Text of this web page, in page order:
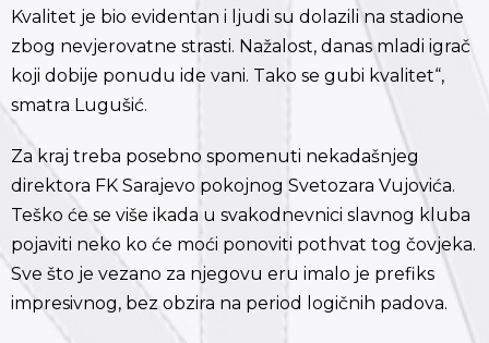
Kvalitet je bio evidentan i ljudi su dolazili na stadione
zbog nevjerovatne strasti. Nažalost, danas mladi igrač
koji dobije ponudu ide vani. Tako se gubi kvalitet“,
smatra Lugušić.
Za kraj treba posebno spomenuti nekadašnjeg
direktora FK Sarajevo pokojnog Svetozara Vujovića.
Teško će se više ikada u svakodnevnici slavnog kluba
pojaviti neko ko će moći ponoviti pothvat tog čovjeka.
Sve što je vezano za njegovu eru imalo je prefiks
impresivnog, bez obzira na period logičnih padova.